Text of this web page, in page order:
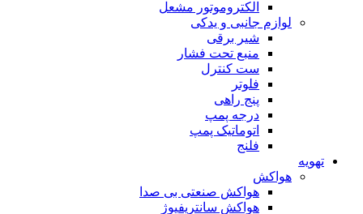
الکتروموتور مشعل
لوازم جانبی و یدکی
شیر برقی
منبع تحت فشار
ست کنترل
فلوتر
پنج راهی
درجه پمپ
اتوماتیک پمپ
فلنج
تهویه
هواکش
هواکش صنعتی بی صدا
هواکش سانتریفیوژ